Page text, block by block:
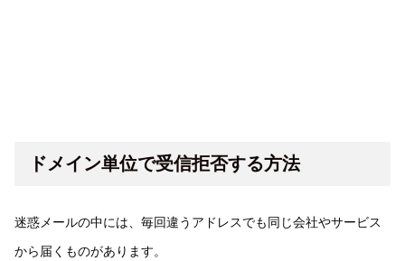
ドメイン単位で受信拒否する方法
迷惑メールの中には、毎回違うアドレスでも同じ会社やサービス
から届くものがあります。